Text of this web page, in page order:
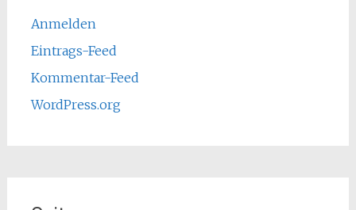
Anmelden
Eintrags-Feed
Kommentar-Feed
WordPress.org